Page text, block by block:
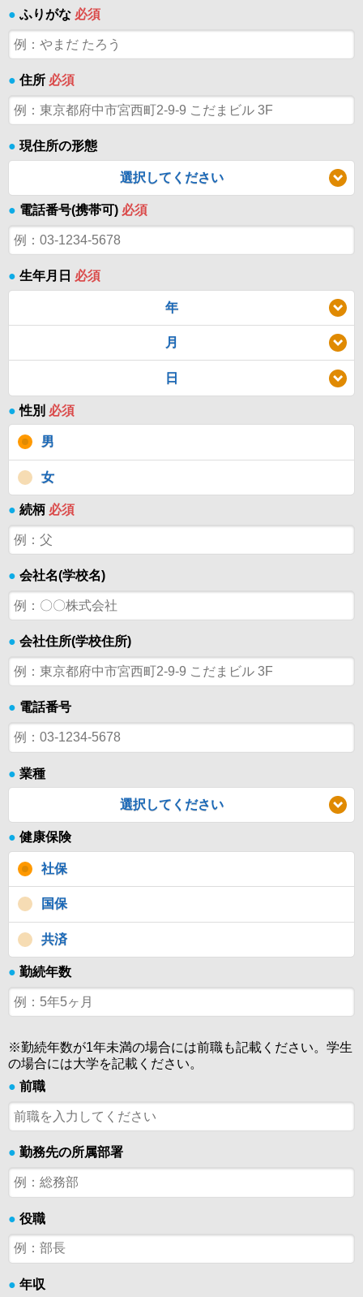
● ふりがな 必須
● 住所 必須
● 現住所の形態
選択してください
● 電話番号(携帯可) 必須
● 生年月日 必須
年
月
日
● 性別 必須
男
女
● 続柄 必須
● 会社名(学校名)
● 会社住所(学校住所)
● 電話番号
● 業種
選択してください
● 健康保険
社保
国保
共済
● 勤続年数
※勤続年数が1年未満の場合には前職も記載ください。学生
の場合には大学を記載ください。
● 前職
● 勤務先の所属部署
● 役職
● 年収